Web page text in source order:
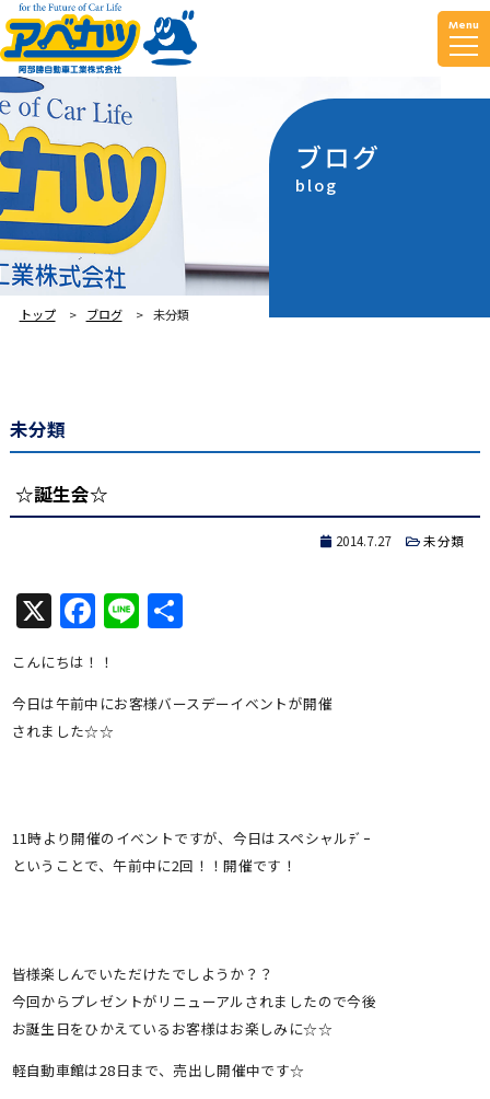
Menu
ブログ
blog
トップ ブログ 未分類
未分類
☆誕生会☆
2014.7.27 未分類
X Facebook
Line共
こんにちは！！
今日は午前中にお客様バースデーイベントが開催
されました☆☆
11時より開催のイベントですが、今日はスペシャルﾃﾞｰ
ということで、午前中に2回！！開催です！
皆様楽しんでいただけたでしようか？？
今回からプレゼントがリニューアルされましたので今後
お誕生日をひかえているお客様はお楽しみに☆☆
軽自動車館は28日まで、売出し開催中です☆